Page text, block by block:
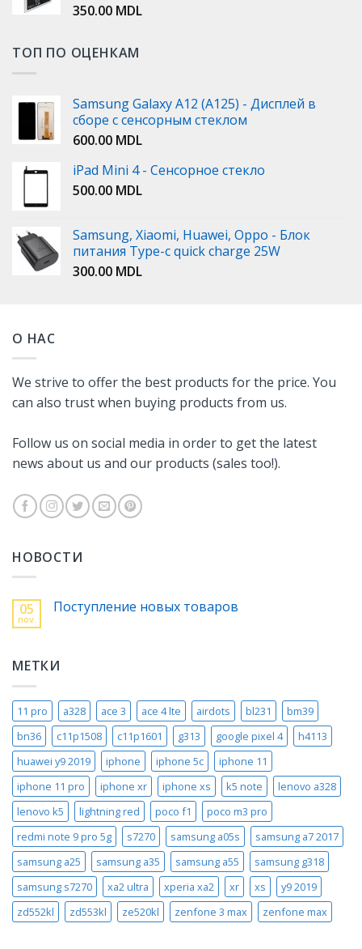
350.00 MDL
ТОП ПО ОЦЕНКАМ
Samsung Galaxy A12 (A125) - Дисплей в
сборе с сенсорным стеклом
600.00 MDL
iPad Mini 4 - Сенсорное стекло
500.00 MDL
Samsung, Xiaomi, Huawei, Oppo - Блок
питания Type-c quick charge 25W
300.00 MDL
О НАС
We strive to offer the best products for the price. You
can also trust when buying products from us.
Follow us on social media in order to get the latest
news about us and our products (sales too!).
НОВОСТИ
05
nov.
Поступление новых товаров
МЕТКИ
11 pro a328 ace 3 ace 4 lte airdots bl231
bm39
bn36
c11p1508 c11p1601 g313 google pixel 4
h4113
huawei y9 2019
iphone iphone 5c
iphone 11
iphone 11 pro
iphone xr iphone xs k5 note
lenovo a328
lenovo k5
lightning red poco f1
poco m3 pro
redmi note 9 pro 5g
s7270 samsung a05s
samsung a7 2017
samsung a25
samsung a35 samsung a55
samsung g318
samsung s7270
xa2 ultra xperia xa2 xr xs
y9 2019
zd552kl
zd553kl ze520kl zenfone 3 max zenfone max